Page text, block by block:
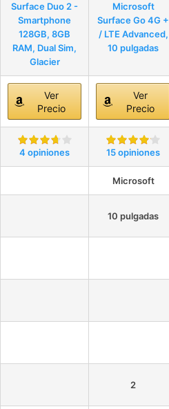
Surface Duo 2 -
Smartphone
128GB, 8GB
RAM, Dual Sim,
Glacier
Microsoft
Surface Go 4G +
/ LTE Advanced,
10 pulgadas
Ver
Precio
Ver
Precio
4 opiniones 15 opiniones
Microsoft
10 pulgadas
2